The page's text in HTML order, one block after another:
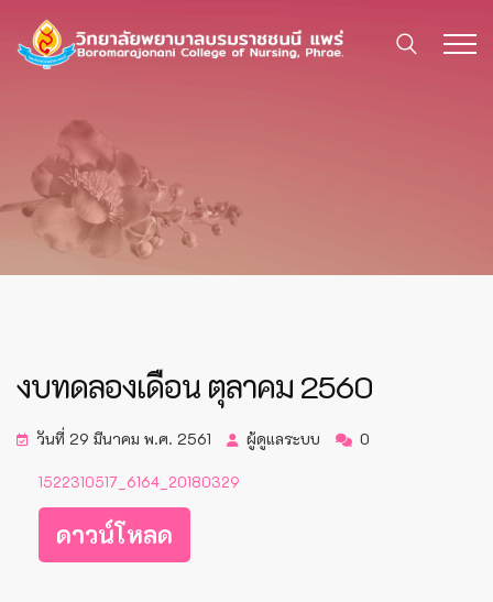
งบทดลองเดือน ตุลาคม 2560
วันที่ 29 มีนาคม พ.ศ. 2561 ผู้ดูแลระบบ 0
1522310517_6164_20180329
ดาวน์โหลด